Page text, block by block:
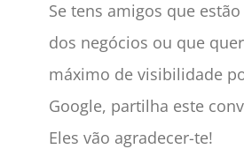
Se tens amigos que
dos negócios ou que
máximo de visibilidade
Google, partilha este
Eles vão agradecer-te!